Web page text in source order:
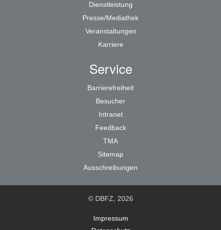
Dienstleistung
Presse/Mediathek
Veranstaltungen
Karriere
Service
Barrierefreiheit
Besucher
Intranet
Feedback
TMA
Sitemap
Ausschreibungen
© DBFZ, 2026
Impressum